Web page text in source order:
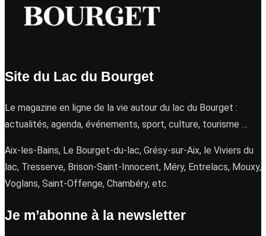
Site du Lac du Bourget
Le magazine en ligne de la vie autour du lac du Bourget :
actualités, agenda, événements, sport, culture, tourisme …
Aix-les-Bains, Le Bourget-du-lac, Grésy-sur-Aix, le Viviers du
lac, Tresserve, Brison-Saint-Innocent, Méry, Entrelacs, Mouxy,
Voglans, Saint-Offenge, Chambéry, etc.
Je m’abonne à la newsletter